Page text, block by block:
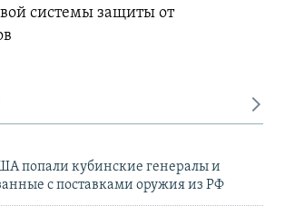
системы защиты от
попали кубинские генералы и
с поставками оружия из РФ